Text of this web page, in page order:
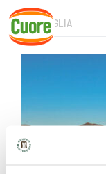
Skip
content
LAIGUEGLIA